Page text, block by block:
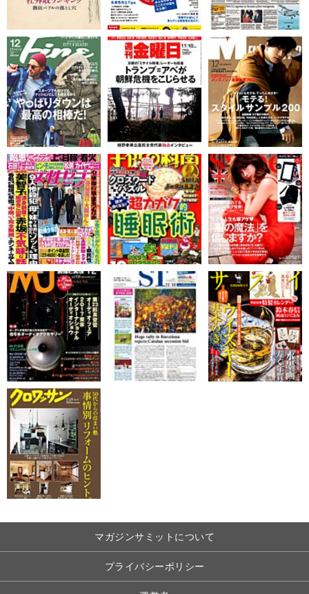
マガジンサミットについて
プライバシーポリシー